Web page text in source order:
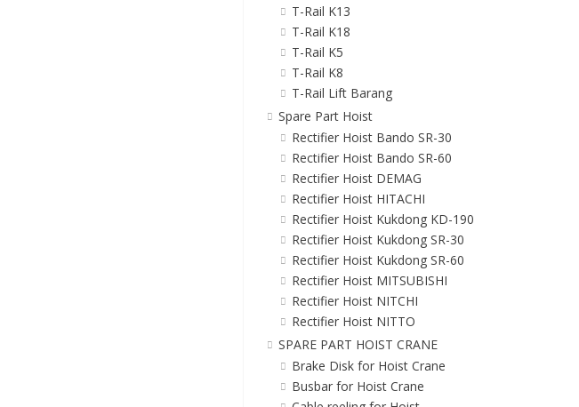
T-Rail K13
T-Rail K18
T-Rail K5
T-Rail K8
T-Rail Lift Barang
Spare Part Hoist
Rectifier Hoist Bando SR-30
Rectifier Hoist Bando SR-60
Rectifier Hoist DEMAG
Rectifier Hoist HITACHI
Rectifier Hoist Kukdong KD-190
Rectifier Hoist Kukdong SR-30
Rectifier Hoist Kukdong SR-60
Rectifier Hoist MITSUBISHI
Rectifier Hoist NITCHI
Rectifier Hoist NITTO
SPARE PART HOIST CRANE
Brake Disk for Hoist Crane
Busbar for Hoist Crane